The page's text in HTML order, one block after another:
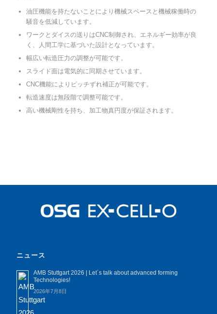
油圧機能を持たないことにより機械スペースと機械稼働時の
騒音を低減しています。
ワークとダイスの送りはCNC制御され、エネルギー効率が良
く、人間工学に基づいた設計となっています。
幅広い転造圧力の調整が可能です。
スライド面は電気的に同期させています。
CNC機能によりピッチずれ補正が可能です。
転造速度は無段階で調整可能です。
高い機械剛性を持ち、加工物真円度が保証されます。
ニュース
AMB Stuttgart 2026 | Let´s talk about advanced forming
Technologies!
2026年7月8日